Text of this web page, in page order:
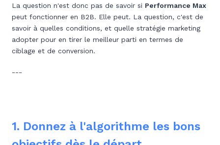
La question n'est donc pas de savoir si Performance Max
peut fonctionner en B2B. Elle peut. La question, c'est de
savoir à quelles conditions, et quelle stratégie marketing
adopter pour en tirer le meilleur parti en termes de
ciblage et de conversion.
---
1. Donnez à l'algorithme les bons